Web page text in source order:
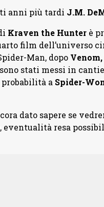
anni più tardi J.M.
Kraven the Hunterè
film dell’universo
Man, dopo
stati messi in
a Spider-
dato sapere se
eventualità resa